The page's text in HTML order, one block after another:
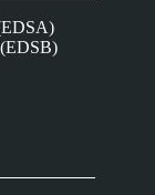
(EDSB)